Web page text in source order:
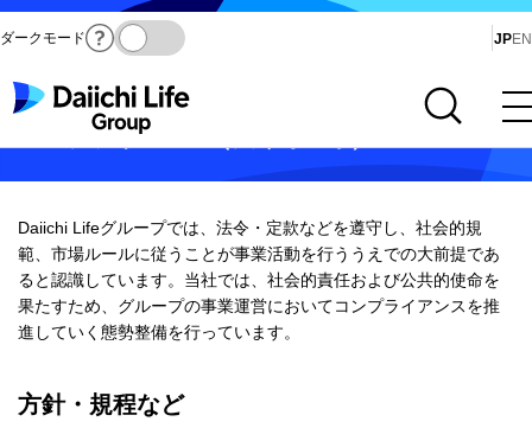
ダークモード JPEN
サイト内検索を開く
メインメニューを開く
コンプライアンス（法令等遵守）
Daiichi Lifeグループでは、法令・定款などを遵守し、社会的規
範、市場ルールに従うことが事業活動を行ううえでの大前提であ
ると認識しています。当社では、社会的責任および公共的使命を
果たすため、グループの事業運営においてコンプライアンスを推
進していく態勢整備を行っています。
方針・規程など